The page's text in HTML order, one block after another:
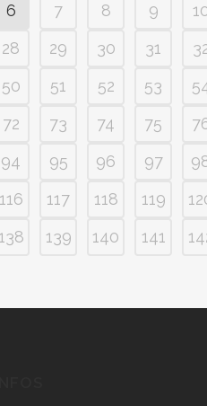
6 7 8 9
28 29 30 31
50 51 52 53
72 73 74 75
94 95 96 97
116 117 118 119
139 140 141